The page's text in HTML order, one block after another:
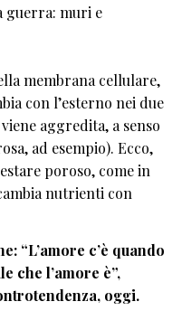
guerra: muri e
membrana cellulare,
con l’esterno nei due
aggredita, a senso
ad esempio). Ecco,
poroso, come in
nutrienti con
“L’amore c’è quando
che l’amore è”,
oggi.